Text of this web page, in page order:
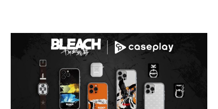
About us
FOXとは
創業ストーリー
Service
CASEPLAY
Company